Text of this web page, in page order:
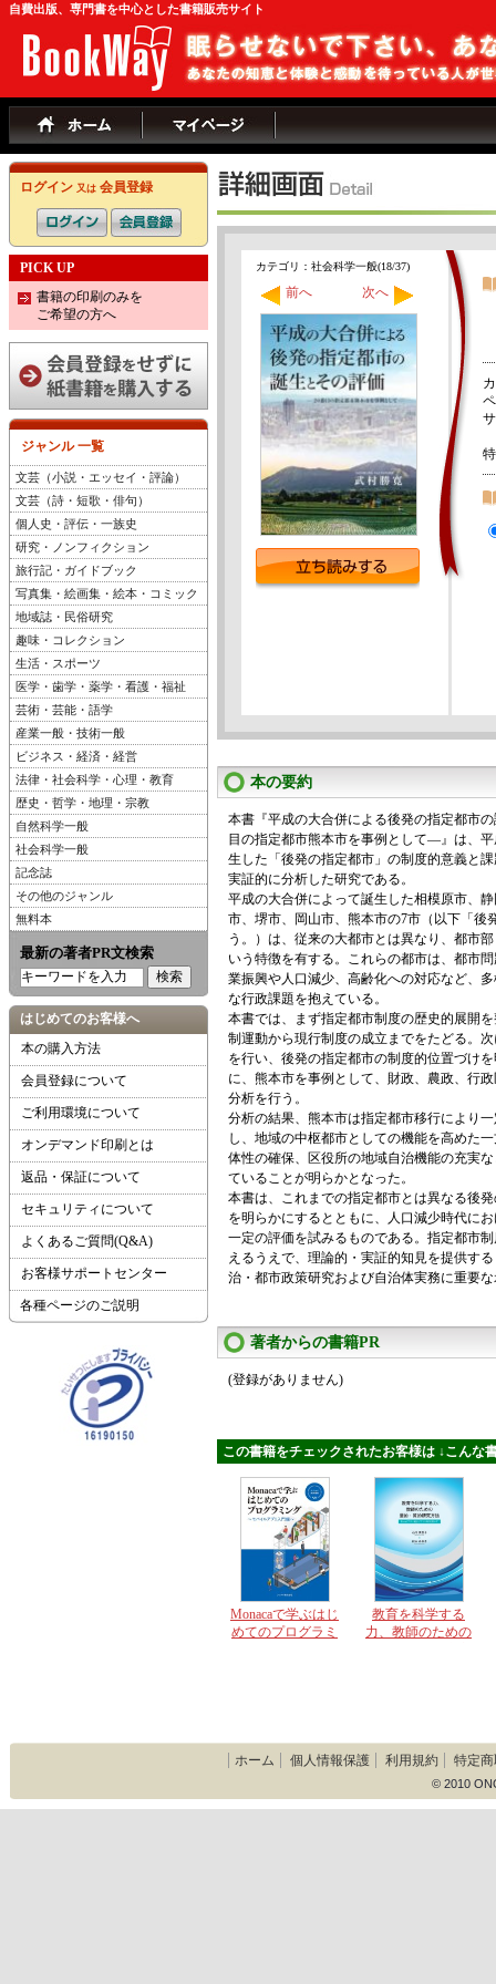
自費出版、専門書を中心とした書籍販売サイト
ログイン 又は 会員登録
PICK UP
書籍の印刷のみを
ご希望の方へ
ジャンル 一覧
文芸（小説・エッセイ・評論）
文芸（詩・短歌・俳句）
個人史・評伝・一族史
研究・ノンフィクション
旅行記・ガイドブック
写真集・絵画集・絵本・コミック
地域誌・民俗研究
趣味・コレクション
生活・スポーツ
医学・歯学・薬学・看護・福祉
芸術・芸能・語学
産業一般・技術一般
ビジネス・経済・経営
法律・社会科学・心理・教育
歴史・哲学・地理・宗教
自然科学一般
社会科学一般
記念誌
その他のジャンル
無料本
最新の著者PR文検索
はじめてのお客様へ
本の購入方法
会員登録について
ご利用環境について
オンデマンド印刷とは
返品・保証について
セキュリティについて
よくあるご質問(Q&A)
お客様サポートセンター
各種ページのご説明
カテゴリ：社会科学一般(18/37)
前へ 次へ
本の要約
本書『平成の大合併による後発の指定都市
目の指定都市熊本市を事例として―』は、
生した「後発の指定都市」の制度的意義と
実証的に分析した研究である。
平成の大合併によって誕生した相模原市、
市、堺市、岡山市、熊本市の7市（以下「後
う。）は、従来の大都市とは異なり、都市
いう特徴を有する。これらの都市は、都市
業振興や人口減少、高齢化への対応など、
な行政課題を抱えている。
本書では、まず指定都市制度の歴史的展開
制運動から現行制度の成立までをたどる。
を行い、後発の指定都市の制度的位置づけ
に、熊本市を事例として、財政、農政、行
分析を行う。
分析の結果、熊本市は指定都市移行により
し、地域の中枢都市としての機能を高めた
体性の確保、区役所の地域自治機能の充実
ていることが明らかとなった。
本書は、これまでの指定都市とは異なる後
を明らかにするとともに、人口減少時代に
一定の評価を試みるものである。指定都市
えるうえで、理論的・実証的知見を提供す
治・都市政策研究および自治体実務に重要
著者からの書籍PR
(登録がありません)
この書籍をチェックされたお客様は ↓こんな
Monacaで学ぶはじ
めてのプログラミ
教育を科学する
力、教師のための
ホーム 個人情報保護 利用規約 特定
© 2010